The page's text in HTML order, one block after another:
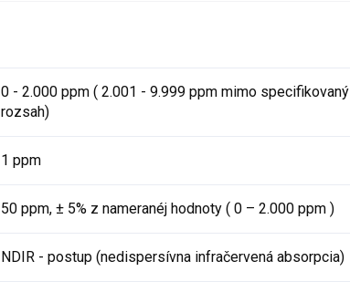
0 - 2.000 ppm ( 2.001 - 9.999 ppm mimo specifikovaný
rozsah)
1 ppm
50 ppm, ± 5% z nameranéj hodnoty ( 0 – 2.000 ppm )
NDIR - postup (nedispersívna infračervená absorpcia)